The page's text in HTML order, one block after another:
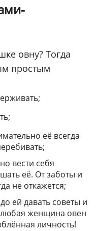
овну? Тогда
простым
её всегда
вести себя
её. От заботы и
не откажется;
ей давать советы и
любая женщина овен
личность!